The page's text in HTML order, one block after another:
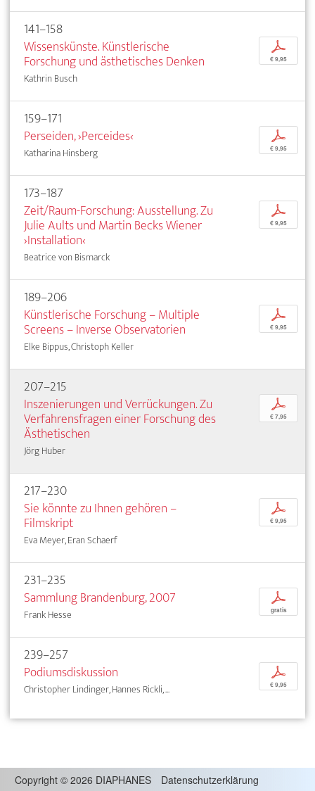
141–158
Wissenskünste. Künstlerische
Forschung und ästhetisches Denken
Kathrin Busch
p
€ 9,95
159–171
Perseiden, ›Perceides‹
Katharina Hinsberg
p
€ 9,95
173–187
Zeit/Raum-Forschung: Ausstellung. Zu
Julie Aults und Martin Becks Wiener
›Installation‹
Beatrice von Bismarck
p
€ 9,95
189–206
Künstlerische Forschung – Multiple
Screens – Inverse Observatorien
Elke Bippus, Christoph Keller
p
€ 9,95
207–215
Inszenierungen und Verrückungen. Zu
Verfahrensfragen einer Forschung des
Ästhetischen
Jörg Huber
p
€ 7,95
217–230
Sie könnte zu Ihnen gehören –
Filmskript
Eva Meyer, Eran Schaerf
p
€ 9,95
231–235
Sammlung Brandenburg, 2007
Frank Hesse
p
gratis
239–257
Podiumsdiskussion
Christopher Lindinger, Hannes Rickli, ...
p
€ 9,95
Copyright © 2026 DIAPHANES Datenschutzerklärung